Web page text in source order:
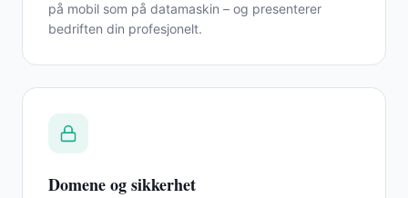
på mobil som på datamaskin – og presenterer
bedriften din profesjonelt.
Domene og sikkerhet